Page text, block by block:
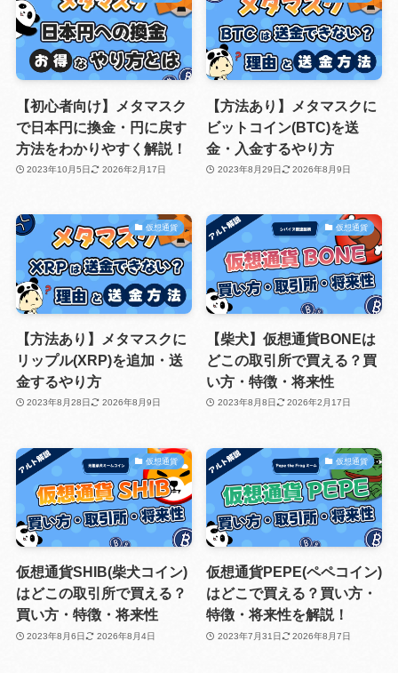
【初心者向け】メタマスク
で日本円に換金・円に戻す
方法をわかりやすく解説！
2023年10月5日 2026年2月17日
【方法あり】メタマスクに
ビットコイン(BTC)を送
金・入金するやり方
2023年8月29日 2026年8月9日
仮想通貨
【方法あり】メタマスクに
リップル(XRP)を追加・送
金するやり方
2023年8月28日 2026年8月9日
仮想通貨
【柴犬】仮想通貨BONEは
どこの取引所で買える？買
い方・特徴・将来性
2023年8月8日 2026年2月17日
仮想通貨
仮想通貨SHIB(柴犬コイン)
はどこの取引所で買える？
買い方・特徴・将来性
2023年8月6日 2026年8月4日
仮想通貨
仮想通貨PEPE(ペペコイン)
はどこで買える？買い方・
特徴・将来性を解説！
2023年7月31日 2026年8月7日